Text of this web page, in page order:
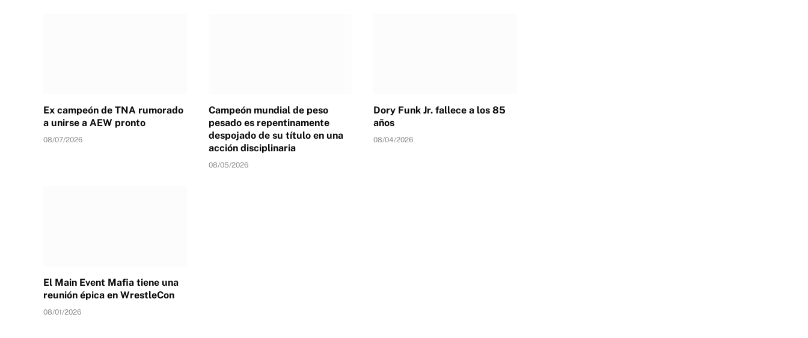
Ex campeón de TNA rumorado
a unirse a AEW pronto
08/07/2026
Campeón mundial de peso
pesado es repentinamente
despojado de su título en una
acción disciplinaria
08/05/2026
Dory Funk Jr. fallece a los 85
años
08/04/2026
El Main Event Mafia tiene una
reunión épica en WrestleCon
08/01/2026